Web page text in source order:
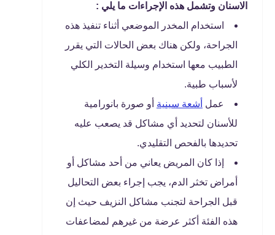
الاسنان وتشمل هذه الإجراءات ما يلي :
استخدام المخدر الموضعي أثناء تنفيذ هذه
الجراحة، ولكن هناك بعض الحالات التي يقرر
الطبيب معها استخدام وسيلة التخدير الكلي
لأسباب طبية.
عمل أشعة سينية أو صورة بانورامية
للأسنان لتحديد أي مشاكل قد يصعب عليه
تحديدها بالفحص التقليدي.
إذا كان المريض يعاني من أحد مشاكل أو
أمراض تخثر الدم، يجب إجراء بعض التحاليل
قبل الجراحة لتجنب مشاكل النزيف حيث إن
هذه الفئة أكثر عرضة من غيرهم لمضاعفات